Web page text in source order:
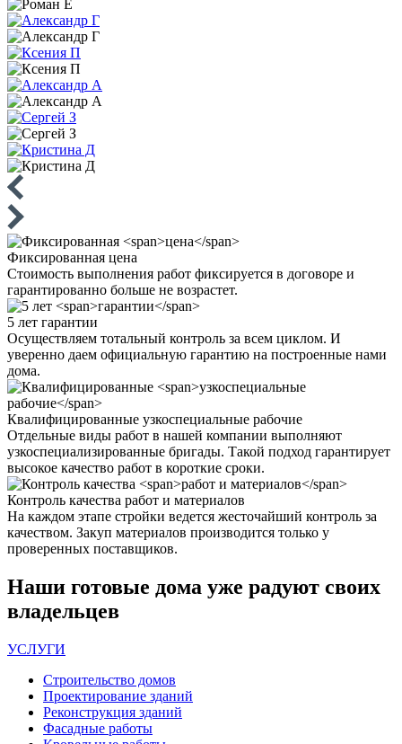
Фиксированная цена
Стоимость выполнения работ фиксируется в договоре и
гарантированно больше не возрастет.
5 лет гарантии
Осуществляем тотальный контроль за всем циклом. И
уверенно даем официальную гарантию на построенные нами
дома.
Квалифицированные узкоспециальные рабочие
Отдельные виды работ в нашей компании выполняют
узкоспециализированные бригады. Такой подход гарантирует
высокое качество работ в короткие сроки.
Контроль качества работ и материалов
На каждом этапе стройки ведется жесточайший контроль за
качеством. Закуп материалов производится только у
проверенных поставщиков.
Наши готовые дома уже радуют своих
владельцев
УСЛУГИ
Строительство домов
Проектирование зданий
Реконструкция зданий
Фасадные работы